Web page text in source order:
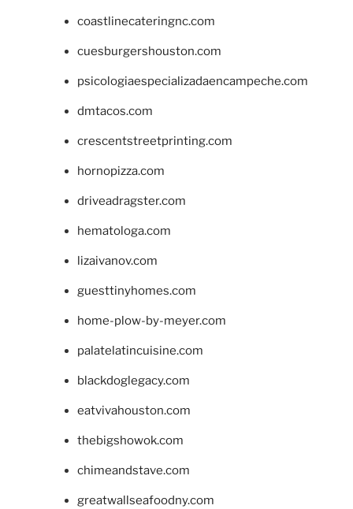
coastlinecateringnc.com
cuesburgershouston.com
psicologiaespecializadaencampeche.com
dmtacos.com
crescentstreetprinting.com
hornopizza.com
driveadragster.com
hematologa.com
lizaivanov.com
guesttinyhomes.com
home-plow-by-meyer.com
palatelatincuisine.com
blackdoglegacy.com
eatvivahouston.com
thebigshowok.com
chimeandstave.com
greatwallseafoodny.com